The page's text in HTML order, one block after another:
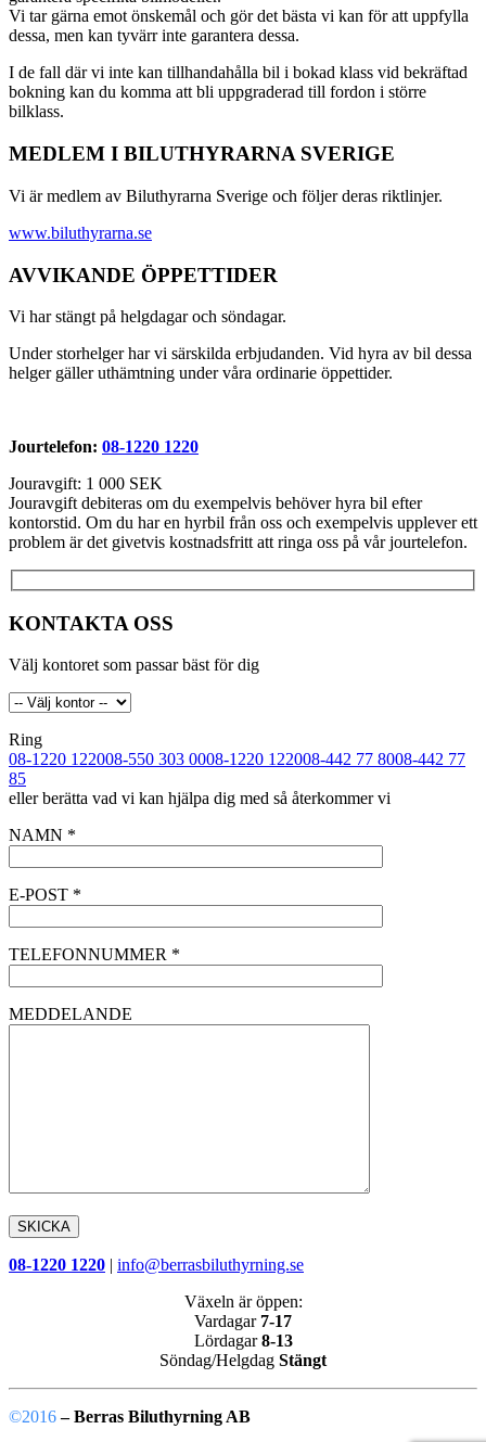
Vi tar gärna emot önskemål och gör det bästa vi kan för att uppfylla
dessa, men kan tyvärr inte garantera dessa.
I de fall där vi inte kan tillhandahålla bil i bokad klass vid bekräftad
bokning kan du komma att bli uppgraderad till fordon i större
bilklass.
MEDLEM I BILUTHYRARNA SVERIGE
Vi är medlem av Biluthyrarna Sverige och följer deras riktlinjer.
www.biluthyrarna.se
AVVIKANDE ÖPPETTIDER
Vi har stängt på helgdagar och söndagar.
Under storhelger har vi särskilda erbjudanden. Vid hyra av bil dessa
helger gäller uthämtning under våra ordinarie öppettider.
Jourtelefon: 08-1220 1220
Jouravgift: 1 000 SEK
Jouravgift debiteras om du exempelvis behöver hyra bil efter
kontorstid. Om du har en hyrbil från oss och exempelvis upplever ett
problem är det givetvis kostnadsfritt att ringa oss på vår jourtelefon.
KONTAKTA OSS
Välj kontoret som passar bäst för dig
Ring
08-1220 122008-550 303 0008-1220 122008-442 77 8008-442 77
85
eller berätta vad vi kan hjälpa dig med så återkommer vi
NAMN *
E-POST *
TELEFONNUMMER *
MEDDELANDE
08-1220 1220 | info@berrasbiluthyrning.se
Växeln är öppen:
Vardagar 7-17
Lördagar8-13
Söndag/Helgdag Stängt
©2016 – Berras Biluthyrning AB